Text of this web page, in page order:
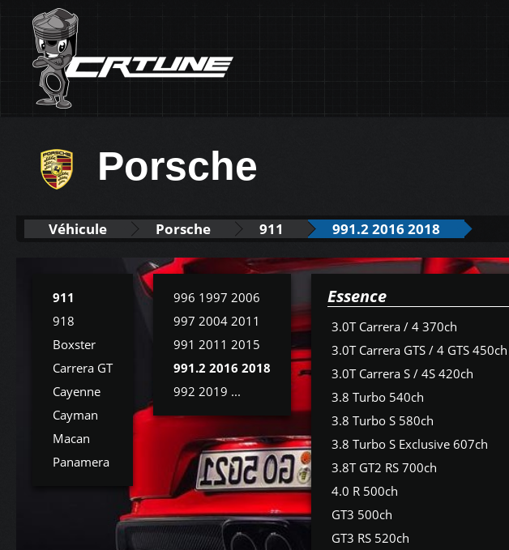
Porsche
Véhicule Porsche 911 991.2 2016 2018
911
918
Boxster
Carrera GT
Cayenne
Cayman
Macan
Panamera
996 1997 2006
997 2004 2011
991 2011 2015
991.2 2016 2018
992 2019 ...
Essence
3.0T Carrera / 4 370ch
3.0T Carrera GTS / 4 GTS 450ch
3.0T Carrera S / 4S 420ch
3.8 Turbo 540ch
3.8 Turbo S 580ch
3.8 Turbo S Exclusive 607ch
3.8T GT2 RS 700ch
4.0 R 500ch
GT3 500ch
GT3 RS 520ch